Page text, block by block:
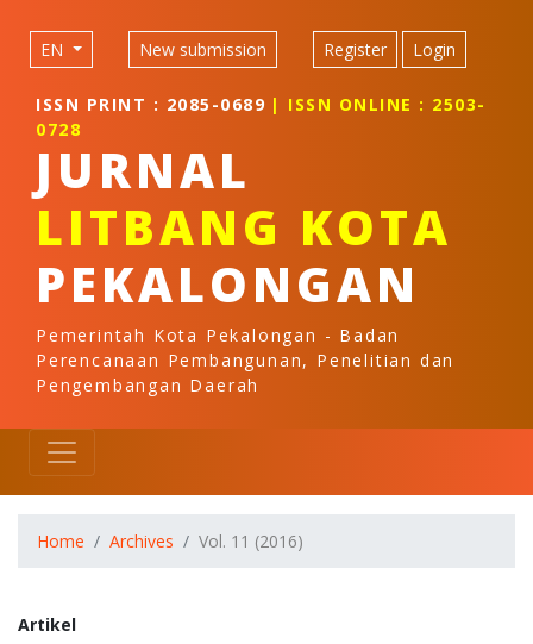
Main Navigation
Main Content
EN New submission Register Login
ISSN PRINT : 2085-0689 | ISSN ONLINE : 2503-
0728
JURNAL
LITBANG KOTA
PEKALONGAN
Pemerintah Kota Pekalongan - Badan
Perencanaan Pembangunan, Penelitian dan
Pengembangan Daerah
Home Archives Vol. 11 (2016)
Artikel